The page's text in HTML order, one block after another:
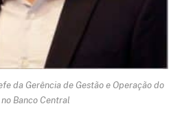
da Gerência de Gestão e Operação do
no Banco Central